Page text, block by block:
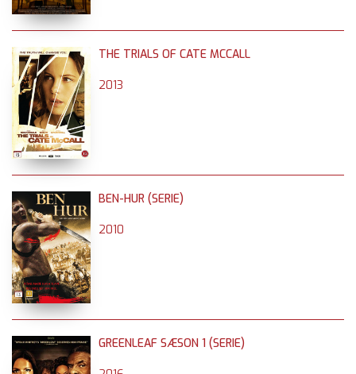
THE TRIALS OF CATE MCCALL
2013
BEN-HUR (SERIE)
2010
GREENLEAF SÆSON 1 (SERIE)